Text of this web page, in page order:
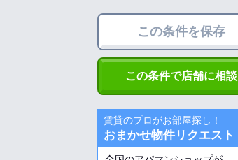
この条件を保存
この条件で店舗に相談
賃貸のプロがお部屋探し！
おまかせ物件リクエスト